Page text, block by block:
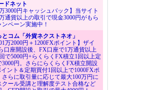
ドネット
万3000円キャッシュバック】当サイト
通貨以上の取引で現金3000円がもら
ンペーン実施中！
コム「外貨ネクストネオ」
万2000円＋1200FXポイント】ザイ
口座開設後、FX口座で1万通貨以上
で5000円+らくらくFX積立1回以上定
3000円。さらにらくらくFX積立開設
ント＆定期買付1回以上で1000FXポ
さらに取引量に応じて最大100万円に
クール受講と理解度テスト合格など